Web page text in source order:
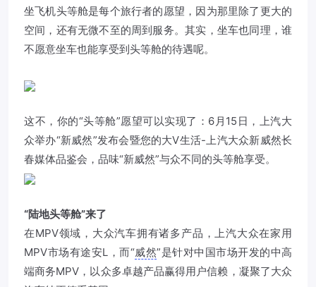
坐飞机头等舱是每个旅行者的愿望，因为那里除了更大的
空间，还有无微不至的周到服务。其实，坐车也同理，谁
不愿意坐车也能享受到头等舱的待遇呢。
这不，你的“头等舱”愿望可以实现了：6月15日，上汽大
众举办“新威然”发布会暨您的大V生活-上汽大众新威然长
春媒体品鉴会，品味“新威然”与众不同的头等舱享受。
“陆地头等舱”来了
在MPV领域，大众汽车拥有诸多产品，上汽大众在家用
MPV市场有途安L，而“威然”是针对中国市场开发的中高
端商务MPV，以众多卓越产品赢得用户信赖，凝聚了大众